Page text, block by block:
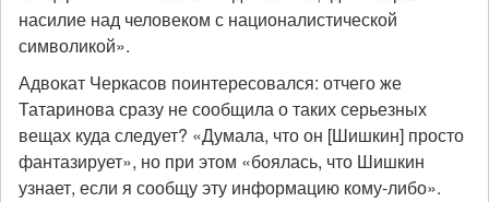
насилие над человеком с националистической
символикой».
Адвокат Черкасов поинтересовался: отчего же
Татаринова сразу не сообщила о таких серьезных
вещах куда следует? «Думала, что он [Шишкин] просто
фантазирует», но при этом «боялась, что Шишкин
узнает, если я сообщу эту информацию кому-либо».